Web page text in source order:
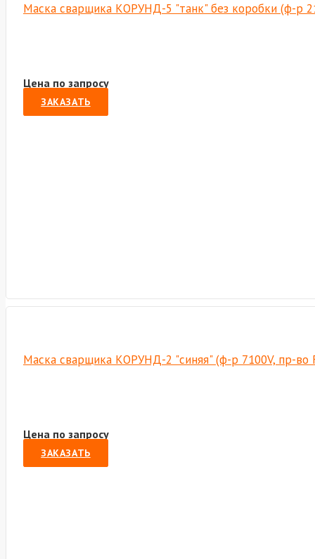
Маска сварщика КОРУНД-5 "танк" без коробки (ф-р
Цена по запросу
ЗАКАЗАТЬ
Маска сварщика КОРУНД-2 "синяя" (ф-р 7100V, пр-во
Цена по запросу
ЗАКАЗАТЬ